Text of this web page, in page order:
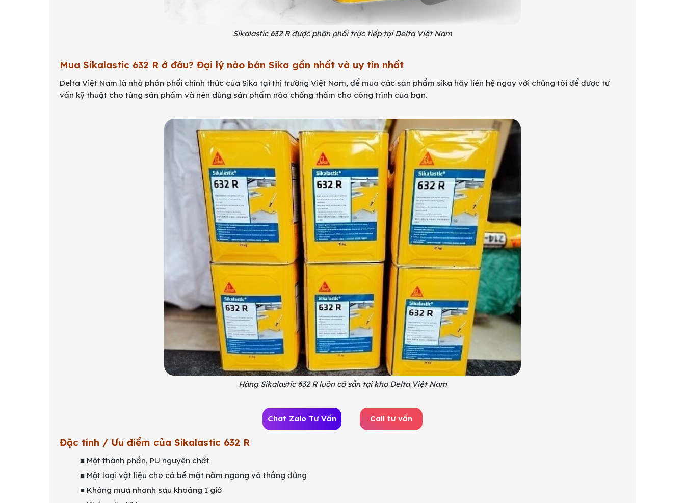
Sikalastic 632 R được phân phối trực tiếp tại Delta Việt Nam
Mua Sikalastic 632 R ở đâu? Đại lý nào bán Sika gần nhất và uy tín nhất
Delta Việt Nam là nhà phân phối chính thức của Sika tại thị trường Việt Nam, để mua các sản phẩm sika hãy liên hệ ngay với chúng tôi để được tư
vấn kỹ thuật cho từng sản phẩm và nên dùng sản phẩm nào chống thấm cho công trình của bạn.
Hàng Sikalastic 632 R luôn có sẵn tại kho Delta Việt Nam
Chat Zalo Tư Vấn Call tư vấn
Đặc tính / Ưu điểm của Sikalastic 632 R
■ Một thành phần, PU nguyên chất
■ Một loại vật liệu cho cả bề mặt nằm ngang và thẳng đứng
■ Kháng mưa nhanh sau khoảng 1 giờ